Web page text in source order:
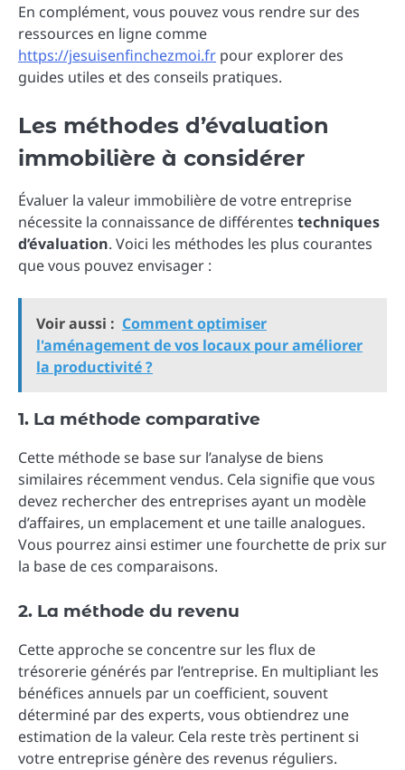
En complément, vous pouvez vous rendre sur des
ressources en ligne comme
https://jesuisenfinchezmoi.fr pour explorer des
guides utiles et des conseils pratiques.
Les méthodes d’évaluation
immobilière à considérer
Évaluer la valeur immobilière de votre entreprise
nécessite la connaissance de différentes techniques
d’évaluation. Voici les méthodes les plus courantes
que vous pouvez envisager :
Voir aussi : Comment optimiser
l'aménagement de vos locaux pour améliorer
la productivité ?
1. La méthode comparative
Cette méthode se base sur l’analyse de biens
similaires récemment vendus. Cela signifie que vous
devez rechercher des entreprises ayant un modèle
d’affaires, un emplacement et une taille analogues.
Vous pourrez ainsi estimer une fourchette de prix sur
la base de ces comparaisons.
2. La méthode du revenu
Cette approche se concentre sur les flux de
trésorerie générés par l’entreprise. En multipliant les
bénéfices annuels par un coefficient, souvent
déterminé par des experts, vous obtiendrez une
estimation de la valeur. Cela reste très pertinent si
votre entreprise génère des revenus réguliers.